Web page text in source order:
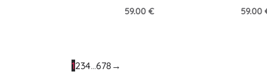
59.00 € 59.00
1234…678 →